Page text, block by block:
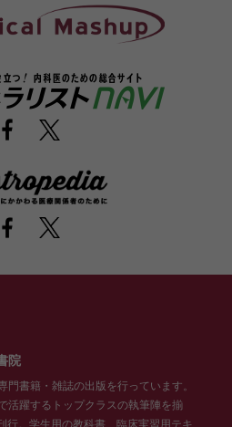
院
書籍・雑誌の出版を行っています。
活躍するトップクラスの執筆陣を揃
行。学生用の教科書、臨床実習用テキ